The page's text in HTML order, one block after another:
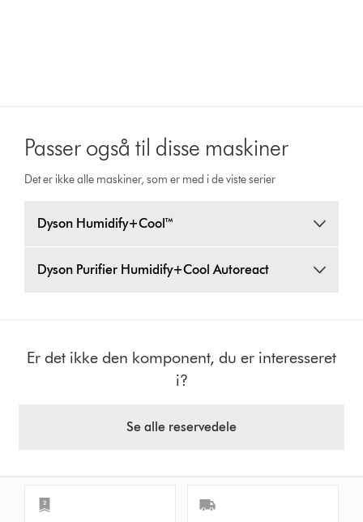
Passer også til disse maskiner
Det er ikke alle maskiner, som er med i de viste serier
Dyson Humidify+Cool™
Dyson Purifier Humidify+Cool Autoreact
Er det ikke den komponent, du er interesseret
i?
Se alle reservedele